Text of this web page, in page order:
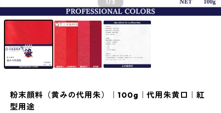
1/3
粉末顔料（黄みの代用朱）｜100g｜代用朱黄口｜紅
型用途